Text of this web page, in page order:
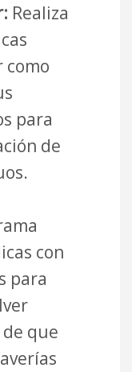
Realiza
para
de
con
para
que